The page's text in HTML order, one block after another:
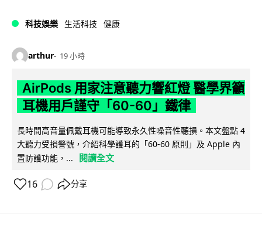
科技娛樂 生活科技 健康
arthur 19 小時
AirPods 用家注意聽力響紅燈 醫學界籲
耳機用戶謹守「60-60」鐵律
長時間高音量佩戴耳機可能導致永久性噪音性聽損。本文盤點 4
大聽力受損警號，介紹科學護耳的「60-60 原則」及 Apple 內
置防護功能，...
閱讀全文
16 分享